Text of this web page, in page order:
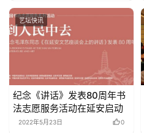
艺坛快讯
纪念《讲话》发表80周年书
法志愿服务活动在延安启动
2022年5月23日 0